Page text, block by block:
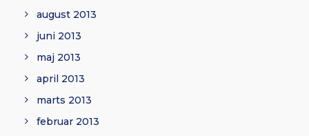
august 2013
juni 2013
maj 2013
april 2013
marts 2013
februar 2013